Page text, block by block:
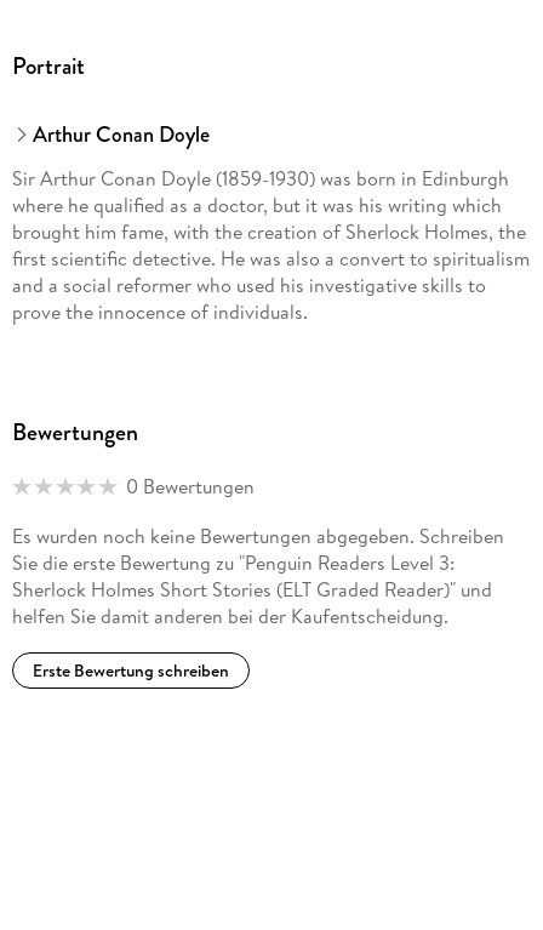
Portrait
Arthur Conan Doyle
Sir Arthur Conan Doyle (1859-1930) was born in Edinburgh
where he qualified as a doctor, but it was his writing which
brought him fame, with the creation of Sherlock Holmes, the
first scientific detective. He was also a convert to spiritualism
and a social reformer who used his investigative skills to
prove the innocence of individuals.
Bewertungen
0 Bewertungen
Es wurden noch keine Bewertungen abgegeben. Schreiben
Sie die erste Bewertung zu "Penguin Readers Level 3:
Sherlock Holmes Short Stories (ELT Graded Reader)" und
helfen Sie damit anderen bei der Kaufentscheidung.
Erste Bewertung schreiben